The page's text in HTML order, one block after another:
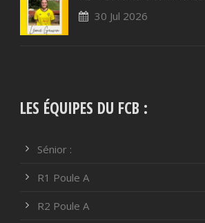
30 Jul 2026
LES ÉQUIPES DU FCB :
Sénior :
R1 Poule A
R2 Poule A